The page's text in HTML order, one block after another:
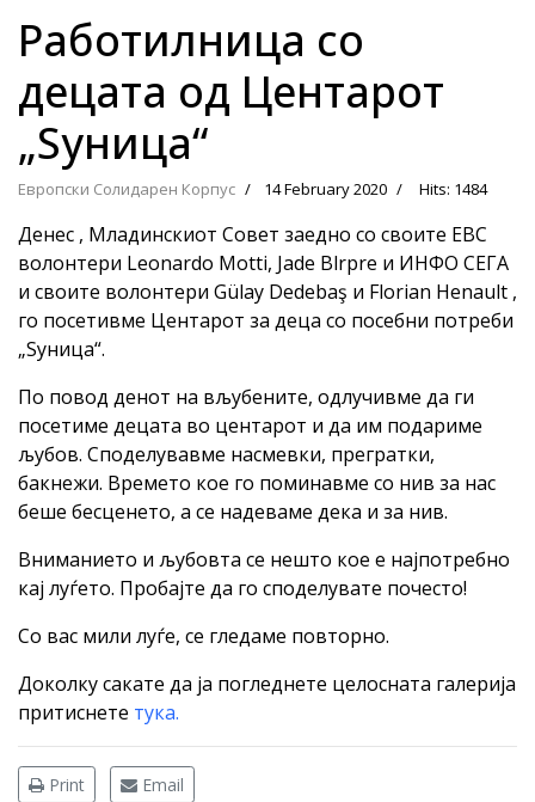
Работилница со
децата од Центарот
„Ѕуница“
Европски Солидарен Корпус 14 February 2020 Hits: 1484
Денес , Младинскиот Совет заедно со своите ЕВС
волонтери Leonardo Motti, Jade Blrpre и ИНФО СЕГА
и своите волонтери Gülay Dedebaş и Florian Henault ,
го посетивме Центарот за деца со посебни потреби
„Ѕуница“.
По повод денот на вљубените, одлучивме да ги
посетиме децата во центарот и да им подариме
љубов. Споделувавме насмевки, прегратки,
бакнежи. Времето кое го поминавме со нив за нас
беше бесценето, а се надеваме дека и за нив.
Вниманието и љубовта се нешто кое е најпотребно
кај луѓето. Пробајте да го споделувате почесто!
Со вас мили луѓе, се гледаме повторно.
Доколку сакате да ја погледнете целосната галерија
притиснете тука.
Print Email